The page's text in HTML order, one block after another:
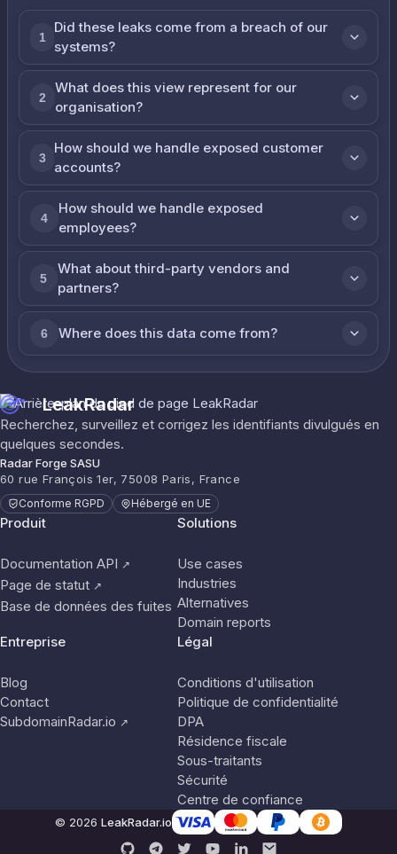
1
Did these leaks come from a breach of our
systems?
2
What does this view represent for our
organisation?
3
How should we handle exposed customer
accounts?
4
How should we handle exposed
employees?
5
What about third-party vendors and
partners?
6 Where does this data come from?
LeakRadar
Recherchez, surveillez et corrigez les identifiants divulgués en
quelques secondes.
Radar Forge SASU
60 rue François 1er, 75008 Paris, France
Conforme RGPD Hébergé en UE
Produit
Documentation API ↗
Page de statut ↗
Base de données des fuites
Solutions
Use cases
Industries
Alternatives
Domain reports
Entreprise
Blog
Contact
SubdomainRadar.io ↗
Légal
Conditions d'utilisation
Politique de confidentialité
DPA
Résidence fiscale
Sous-traitants
Sécurité
Centre de confiance
© 2026 LeakRadar.io